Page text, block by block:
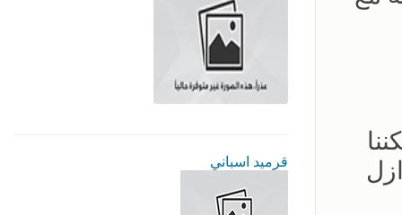
قرميد اسباني